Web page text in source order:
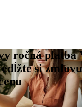
ročná platba
si